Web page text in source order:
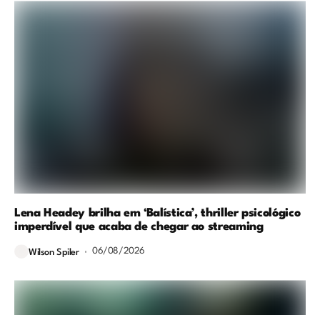
Lena Headey brilha em ‘Balística’, thriller psicológico
imperdível que acaba de chegar ao streaming
Wilson Spiler 06/08/2026